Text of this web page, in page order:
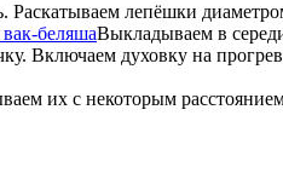
Раскатываем лепёшки
Выкладываем в
Включаем духовку на
их с некоторым